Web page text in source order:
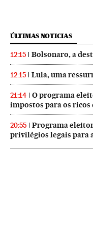
ÚLTIMAS NOTICIAS
12:15 Bolsonaro, a
12:15 Lula, uma
21:14
O programa
impostos para os ricos
20:55
Programa
privilégios legais para